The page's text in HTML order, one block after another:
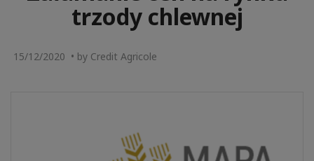
trzody chlewnej
15/12/2020 • by Credit Agricole